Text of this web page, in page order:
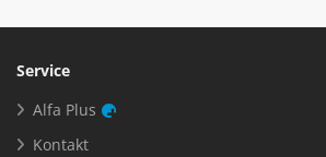
Service
Alfa Plus
Kontakt